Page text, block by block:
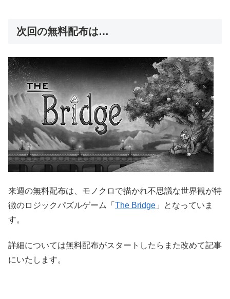
次回の無料配布は…
来週の無料配布は、モノクロで描かれ不思議な世界観が特
徴のロジックパズルゲーム「 The Bridge 」となっていま
す。
詳細については無料配布がスタートしたらまた改めて記事
にいたします。